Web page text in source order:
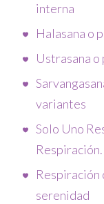
interna
Halasana o
Ustrasana o
variantes
Solo Uno
Respiración.
Respiración
serenidad